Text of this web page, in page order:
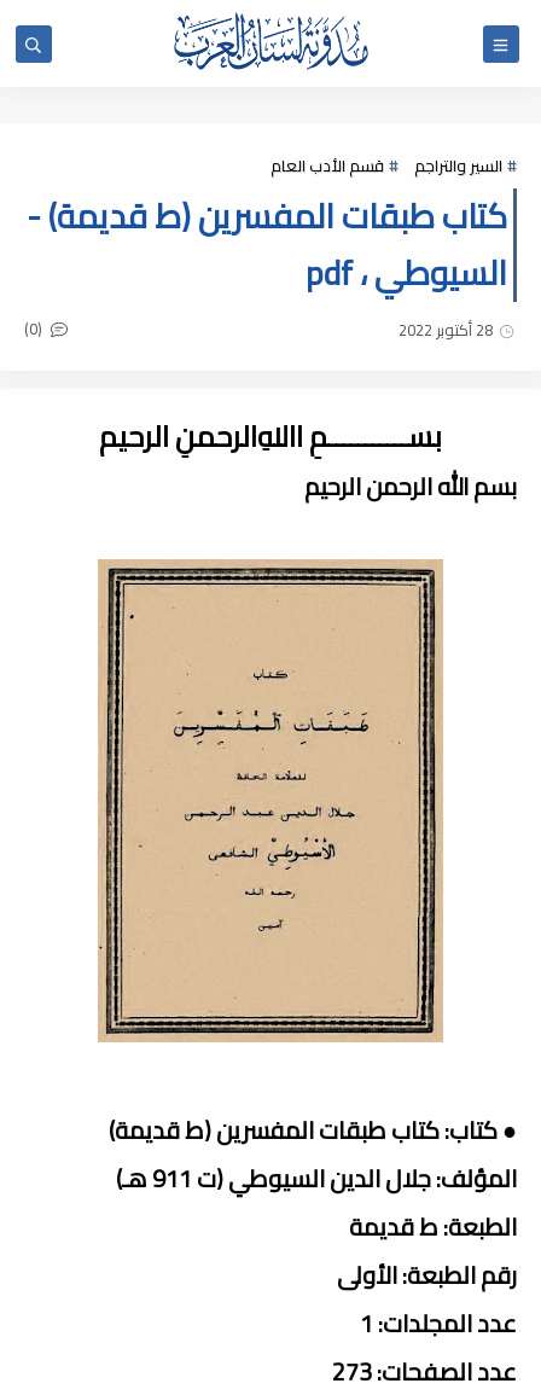
السير والتراجم قسم الأدب العام
كتاب طبقات المفسرين (ط قديمة) -
السيوطي ، pdf
28 أكتوبر 2022 (0)
بســـــــــــمِ اﷲِالرحمنِ الرحيم
بسم الله الرحمن الرحيم
● كتاب: كتاب طبقات المفسرين (ط قديمة)
المؤلف: جلال الدين السيوطي (ت 911 هـ)
الطبعة: ط قديمة
رقم الطبعة: الأولى
عدد المجلدات: 1
عدد الصفحات: 273